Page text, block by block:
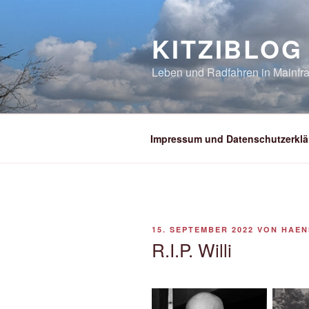
springen
KITZIBLOG
Leben und Radfahren in
Impressum und
VERÖFFENTLICHT
15. SEPTEMBER 2022 VON
R.I.P. Willi